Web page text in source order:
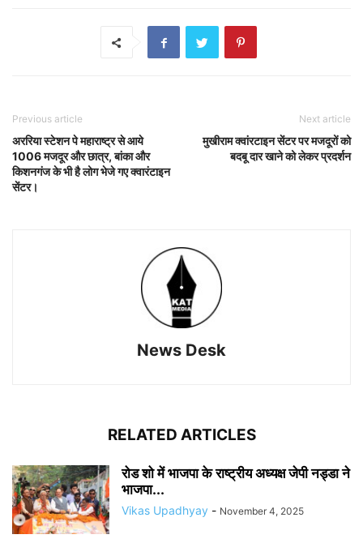
Previous article
अररिया स्टेशन पे महाराष्ट्र से आये
1006 मजदूर और छात्र, बांका और
किशनगंज के भी है लोग भेजे गए क्वारंटाइन
सेंटर।
Next article
मुखीराम क्वांरटाइन सेंटर पर मजदूरों को
बदबू दार खाने को लेकर प्रदर्शन
News Desk
RELATED ARTICLES
रोड शो में भाजपा के राष्ट्रीय अध्यक्ष जेपी नड्डा ने
भाजपा...
Vikas Upadhyay - November 4, 2025